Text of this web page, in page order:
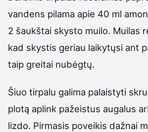
vandens pilama apie 40 ml
2 šaukštai skysto muilo. Muilas
kad skystis geriau laikytųsi ant
taip greitai nubėgtų.
Šiuo tirpalu galima palaistyti
plotą aplink pažeistus augalus
lizdo. Pirmasis poveikis dažnai